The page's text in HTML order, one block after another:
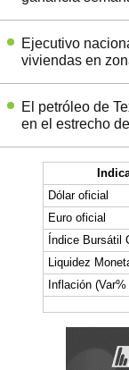
Ejecutivo
viviendas en
El petróleo de
en el estrecho
Dólar oficial
Euro oficial
Índice Bursátil
Liquidez
Inflación